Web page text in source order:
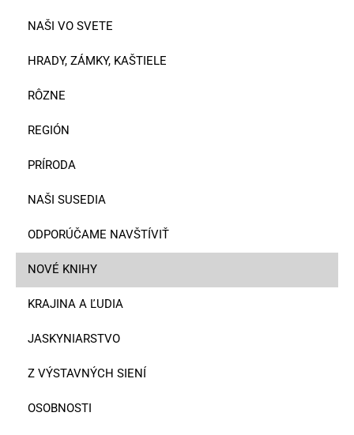
NAŠI VO SVETE
HRADY, ZÁMKY, KAŠTIELE
RÔZNE
REGIÓN
PRÍRODA
NAŠI SUSEDIA
ODPORÚČAME NAVŠTÍVIŤ
NOVÉ KNIHY
KRAJINA A ĽUDIA
JASKYNIARSTVO
Z VÝSTAVNÝCH SIENÍ
OSOBNOSTI